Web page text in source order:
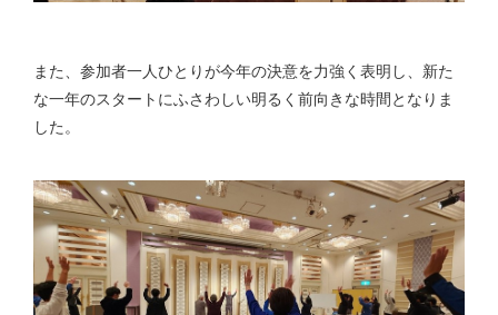
また、参加者一人ひとりが今年の決意を力強く表明し、新た
な一年のスタートにふさわしい明るく前向きな時間となりま
した。